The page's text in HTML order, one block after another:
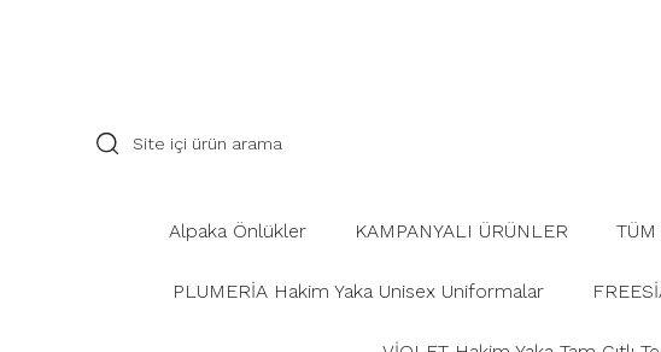
Alpaka Önlükler KAMPANYALI ÜRÜNLER
PLUMERİA Hakim Yaka Unisex Uniformalar